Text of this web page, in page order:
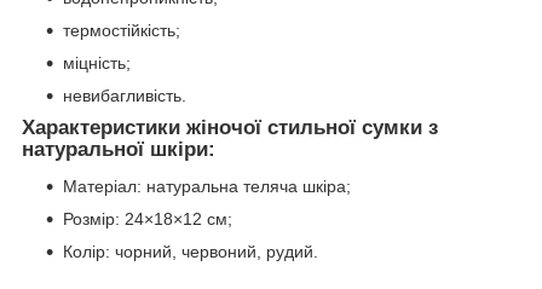
термостійкість;
міцність;
невибагливість.
Характеристики жіночої стильної сумки з
натуральної шкіри:
Матеріал: натуральна теляча шкіра;
Розмір: 24×18×12 см;
Колір: чорний, червоний, рудий.